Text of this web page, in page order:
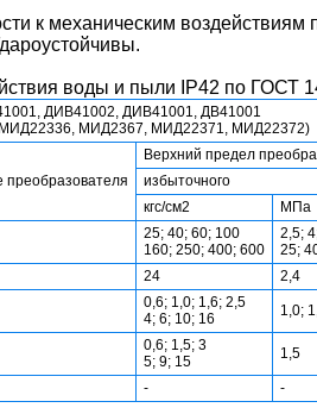
к механическим
воды и пыли IР42 по ГОСТ
ДИВ41002, ДИВ41001, ДВ41001
МИД2367, МИД22371, МИД22372)
преобразователя
Верхний предел
избыточного
кгс/см2
МПа
25; 40; 60; 100
160; 250; 400; 600
2,5;
25;
24 2,4
0,6; 1,0; 1,6; 2,5
4; 6; 10; 16
1,0;
0,6; 1,5; 3
5; 9; 15
1,5
- -